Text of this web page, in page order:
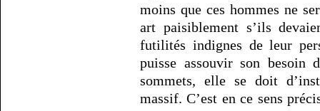
moins que ces hommes ne
art paisiblement s’ils
futilités indignes de leur
puisse assouvir son besoin
sommets, elle se doit
massif. C’est en ce sens